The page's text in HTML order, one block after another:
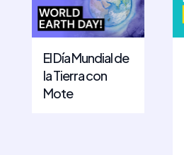
El Día Mundial de
la Tierra con
Mote